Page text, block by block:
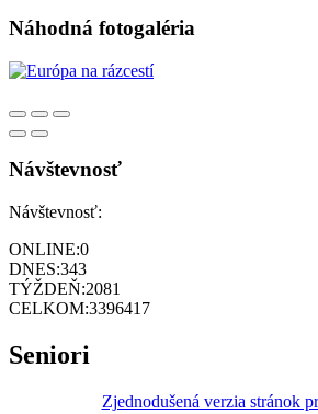
Náhodná fotogaléria
Návštevnosť
Návštevnosť:
ONLINE:0
DNES:343
TÝŽDEŇ:2081
CELKOM:3396417
Seniori
Zjednodušená verzia stránok